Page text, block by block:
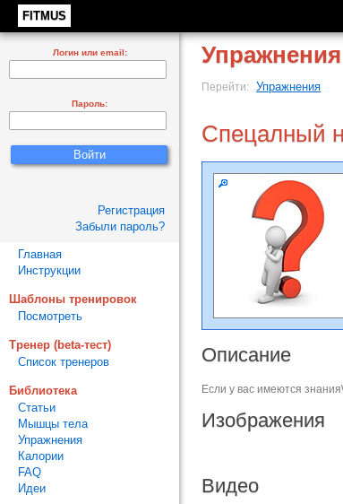
FITMUS
Упражнения
Перейти: Упражнения
Спецалный
Описание
Если у вас имеются
Изображения
Видео
Логин или email:
Пароль:
Регистрация
Забыли пароль?
Главная
Инструкции
Шаблоны тренировок
Посмотреть
Тренер (beta-тест)
Список тренеров
Библиотека
Статьи
Мышцы тела
Упражнения
Калории
FAQ
Идеи